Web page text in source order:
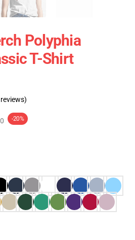
Polyphia
T-Shirt
-20%